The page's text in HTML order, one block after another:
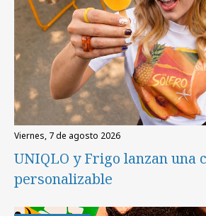
viernes, 7 de agosto 2026
UNIQLO y Frigo lanzan una
personalizable